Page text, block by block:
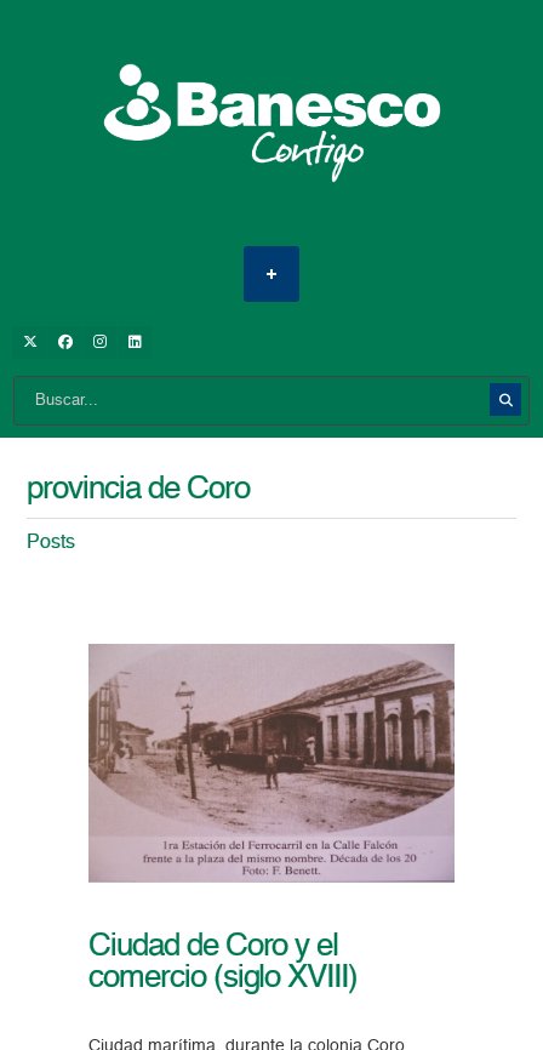
provincia de Coro
Posts
Ciudad de Coro y el
comercio (siglo XVIII)
Ciudad marítima, durante la colonia Coro